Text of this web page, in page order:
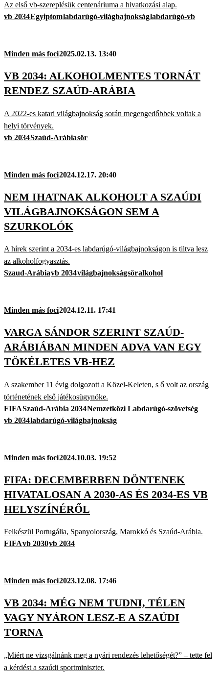
Az első vb-szereplésük centenáriuma a hivatkozási alap.
vb 2034Egyiptomlabdarúgó-világbajnokságlabdarúgó-vb
Minden más foci2025.02.13. 13:40
VB 2034: ALKOHOLMENTES TORNÁT
RENDEZ SZAÚD-ARÁBIA
A 2022-es katari világbajnokság során megengedőbbek voltak a
helyi törvények.
vb 2034Szaúd-Arábiasör
Minden más foci2024.12.17. 20:40
NEM IHATNAK ALKOHOLT A SZAÚDI
VILÁGBAJNOKSÁGON SEM A
SZURKOLÓK
A hírek szerint a 2034-es labdarúgó-világbajnokságon is tiltva lesz
az alkoholfogyasztás.
Szaud-Arábiavb 2034világbajnokságsöralkohol
Minden más foci2024.12.11. 17:41
VARGA SÁNDOR SZERINT SZAÚD-
ARÁBIÁBAN MINDEN ADVA VAN EGY
TÖKÉLETES VB-HEZ
A szakember 11 évig dolgozott a Közel-Keleten, s ő volt az ország
történetének első játékosügynöke.
FIFASzaúd-Arábia 2034Nemzetközi Labdarúgó-szövetség
vb 2034labdarúgó-világbajnokság
Minden más foci2024.10.03. 19:52
FIFA: DECEMBERBEN DÖNTENEK
HIVATALOSAN A 2030-AS ÉS 2034-ES VB
HELYSZÍNÉRŐL
Felkészül Portugália, Spanyolország, Marokkó és Szaúd-Arábia.
FIFAvb 2030vb 2034
Minden más foci2023.12.08. 17:46
VB 2034: MÉG NEM TUDNI, TÉLEN
VAGY NYÁRON LESZ-E A SZAÚDI
TORNA
„Miért ne vizsgálnánk meg a nyári rendezés lehetőségét?” – tette fel
a kérdést a szaúdi sportminiszter.